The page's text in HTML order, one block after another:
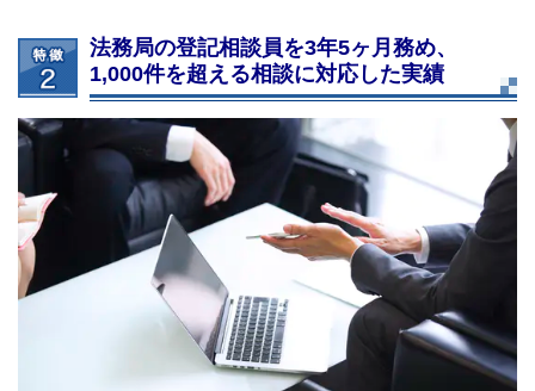
法務局の登記相談員を3年5ヶ月務め、
1,000件を超える相談に対応した実績